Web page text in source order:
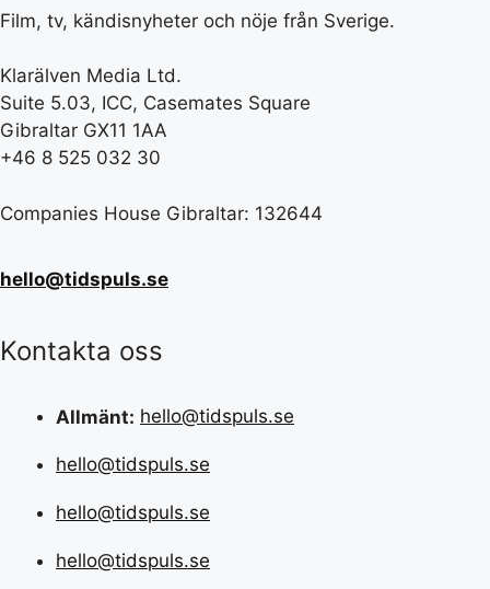
Film, tv, kändisnyheter och nöje från Sverige.
Klarälven Media Ltd.
Suite 5.03, ICC, Casemates Square
Gibraltar GX11 1AA
+46 8 525 032 30
Companies House Gibraltar: 132644
hello@tidspuls.se
Kontakta oss
Allmänt: hello@tidspuls.se
hello@tidspuls.se
hello@tidspuls.se
hello@tidspuls.se